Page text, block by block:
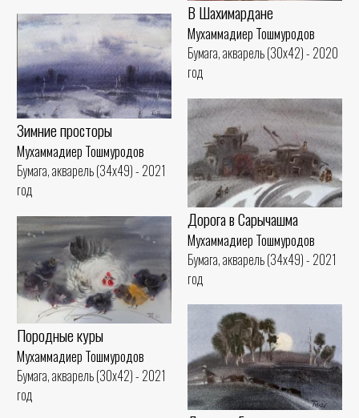
В Шахимардане
Мухаммадиер Тошмуродов
Бумага, акварель (30x42) - 2020
год
Зимние просторы
Мухаммадиер Тошмуродов
Бумага, акварель (34x49) - 2021
год
Дорога в Сарычашма
Мухаммадиер Тошмуродов
Бумага, акварель (34x49) - 2021
год
Породные куры
Мухаммадиер Тошмуродов
Бумага, акварель (30x42) - 2021
год